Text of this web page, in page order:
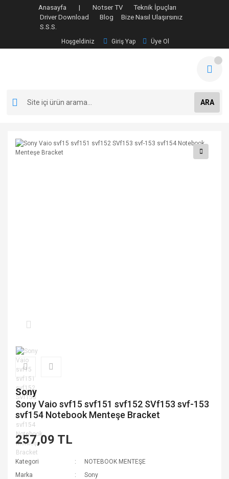
Anasayfa | Notser TV
Teknik İpuçları
Driver Download
Blog
Bize Nasıl Ulaşırsınız
S.S.S.
Hoşgeldiniz Giriş Yap Üye Ol
ARA
Sony
Sony Vaio svf15 svf151 svf152 SVf153 svf-153
svf154 Notebook Menteşe Bracket
257,09 TL
Kategori
NOTEBOOK MENTEŞE
Marka
Sony